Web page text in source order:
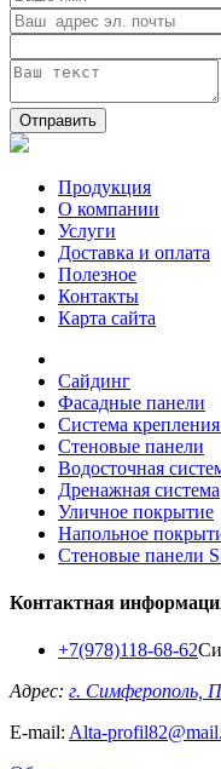
Отправить
Продукция
О компании
Услуги
Доставка и оплата
Полезное
Контакты
Карта сайта
Сайдинг
Фасадные панели
Система
Стеновые панели
Водосточная
Дренажная система
Уличное покрытие
Напольное
Стеновые панели
Контактная
+7(978)118-68-62
Адрес: г. Симферополь,
E-mail: Alta-